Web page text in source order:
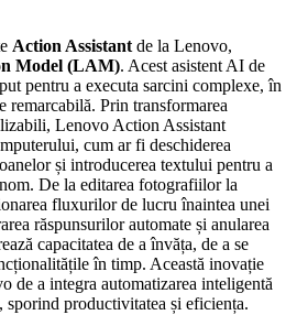
Action Assistant de la Lenovo,
Model (LAM). Acest asistent AI de
pentru a executa sarcini complexe, în
remarcabilă. Prin transformarea
Lenovo Action Assistant
cum ar fi deschiderea
și introducerea textului pentru a
De la editarea fotografiilor la
fluxurilor de lucru înaintea unei
răspunsurilor automate și anularea
capacitatea de a învăța, de a se
în timp. Această inovație
de a integra automatizarea inteligentă
productivitatea și eficiența.